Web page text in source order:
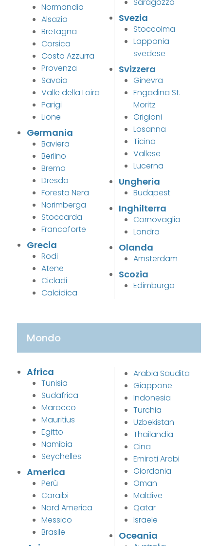
Normandia
Alsazia
Bretagna
Corsica
Costa Azzurra
Provenza
Savoia
Valle della Loira
Parigi
Lione
Germania
Baviera
Berlino
Brema
Dresda
Foresta Nera
Norimberga
Stoccarda
Francoforte
Grecia
Rodi
Atene
Cicladi
Calcidica
Saragozza
Svezia
Stoccolma
Lapponia
svedese
Svizzera
Ginevra
Engadina St.
Moritz
Grigioni
Losanna
Ticino
Vallese
Lucerna
Ungheria
Budapest
Inghilterra
Cornovaglia
Londra
Olanda
Amsterdam
Scozia
Edimburgo
Mondo
Africa
Tunisia
Sudafrica
Marocco
Mauritius
Egitto
Namibia
Seychelles
America
Perù
Caraibi
Nord America
Messico
Brasile
Arabia Saudita
Giappone
Indonesia
Turchia
Uzbekistan
Thailandia
Cina
Emirati Arabi
Giordania
Oman
Maldive
Qatar
Israele
Oceania